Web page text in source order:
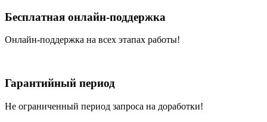
Бесплатная онлайн-поддержка
Онлайн-поддержка на всех этапах работы!
Гарантийный период
Не ограниченный период запроса на доработки!